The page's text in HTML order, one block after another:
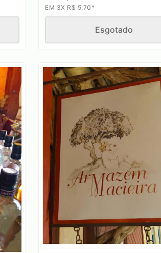
EM 3X R$ 5,70*
Esgotado